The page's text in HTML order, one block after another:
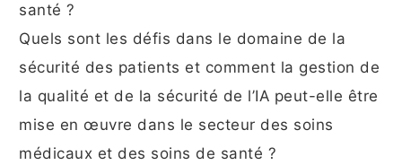
santé ?
Quels sont les défis dans le domaine de la
sécurité des patients et comment la gestion de
la qualité et de la sécurité de l’IA peut-elle être
mise en œuvre dans le secteur des soins
médicaux et des soins de santé ?